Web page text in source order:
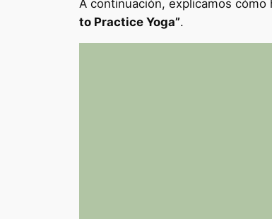
A continuación, explicamos
to Practice Yoga”.